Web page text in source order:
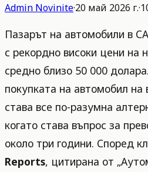
Admin Novinite·20 май 2026 г.·
Пазарът на автомобили в
с рекордно високи цени на
средно близо 50 000
покупката на автомобил на
става все по-разумна
когато става въпрос за
около три години. Според
Reports, цитирана от